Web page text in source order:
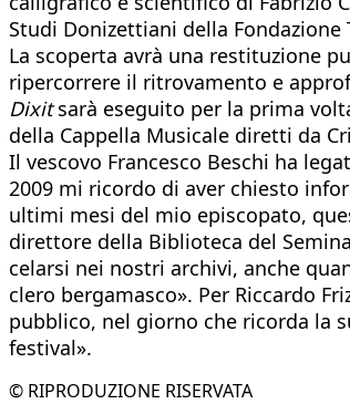
Studi Donizettiani della Fondazione
La scoperta avrà una restituzione
ripercorrere il ritrovamento e
Dixitsarà eseguito per la prima
della Cappella Musicale diretti da
Il vescovo Francesco Beschi ha
2009 mi ricordo di aver chiesto
ultimi mesi del mio episcopato,
direttore della Biblioteca del
celarsi nei nostri archivi, anche
clero bergamasco». Per Riccardo
pubblico, nel giorno che ricorda la
festival».
© RIPRODUZIONE RISERVATA